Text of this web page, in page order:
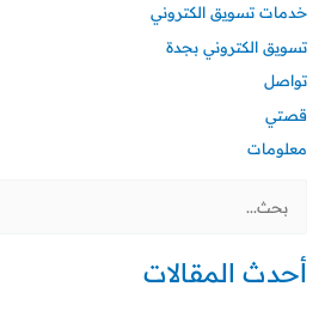
خدمات تسويق الكتروني
تسويق الكتروني بجدة
تواصل
قصتي
معلومات
أحدث المقالات